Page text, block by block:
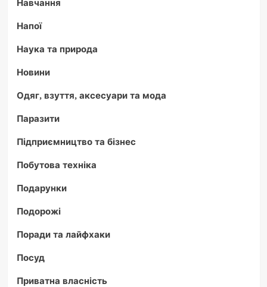
Напої
Наука та природа
Новини
Одяг, взуття, аксесуари та мода
Паразити
Підприємництво та бізнес
Побутова техніка
Подарунки
Подорожі
Поради та лайфхаки
Посуд
Приватна власність